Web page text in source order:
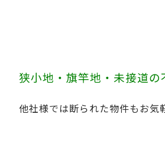
狭小地・旗竿地・未接道の
他社様では断られた物件もお気